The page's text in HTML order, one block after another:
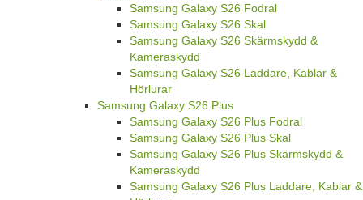
Samsung Galaxy S26 Fodral
Samsung Galaxy S26 Skal
Samsung Galaxy S26 Skärmskydd &
Kameraskydd
Samsung Galaxy S26 Laddare, Kablar &
Hörlurar
Samsung Galaxy S26 Plus
Samsung Galaxy S26 Plus Fodral
Samsung Galaxy S26 Plus Skal
Samsung Galaxy S26 Plus Skärmskydd &
Kameraskydd
Samsung Galaxy S26 Plus Laddare, Kablar &